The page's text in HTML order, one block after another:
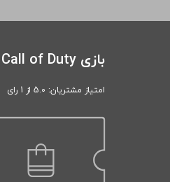
بازی Call of Duty برای کامپیوتر
امتیاز مشتریان: 5.0 از 1 رای